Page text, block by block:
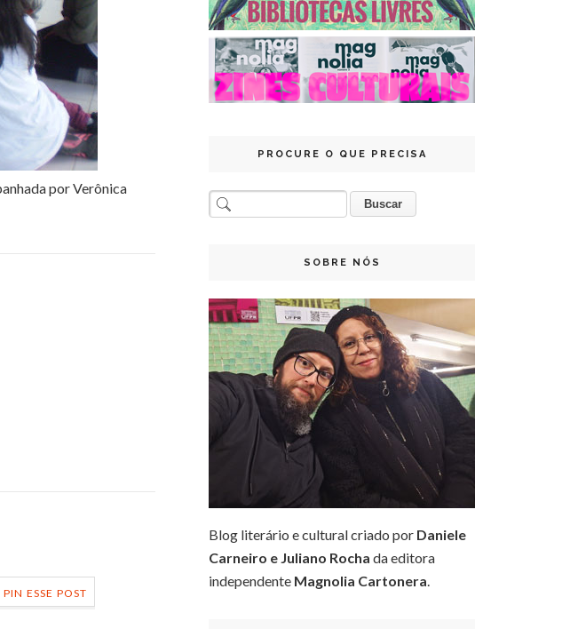
por Verônica
PIN ESSE POST
PROCURE O QUE PRECISA
SOBRE NÓS
Blog literário e cultural criado por Daniele
Carneiro e Juliano Rocha da editora
independente Magnolia Cartonera.